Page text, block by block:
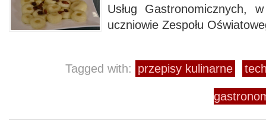
Usług Gastronomicznych,
uczniowie Zespołu
Tagged with: przepisy kulinarne